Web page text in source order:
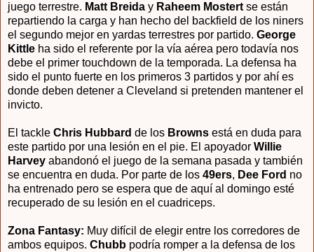
juego terrestre. Matt Breida y Raheem Mostert se están
repartiendo la carga y han hecho del backfield de los niners
el segundo mejor en yardas terrestres por partido. George
Kittle ha sido el referente por la vía aérea pero todavía nos
debe el primer touchdown de la temporada. La defensa ha
sido el punto fuerte en los primeros 3 partidos y por ahí es
donde deben detener a Cleveland si pretenden mantener el
invicto.
El tackle Chris Hubbard de los Browns está en duda para
este partido por una lesión en el pie. El apoyador Willie
Harvey abandonó el juego de la semana pasada y también
se encuentra en duda. Por parte de los 49ers, Dee Ford no
ha entrenado pero se espera que de aquí al domingo esté
recuperado de su lesión en el cuadriceps.
Zona Fantasy: Muy difícil de elegir entre los corredores de
ambos equipos. Chubb podría romper a la defensa de los